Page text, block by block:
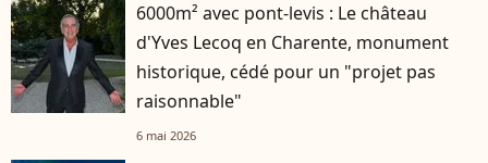
6000m² avec pont-levis : Le château
d'Yves Lecoq en Charente, monument
historique, cédé pour un "projet pas
raisonnable"
6 mai 2026